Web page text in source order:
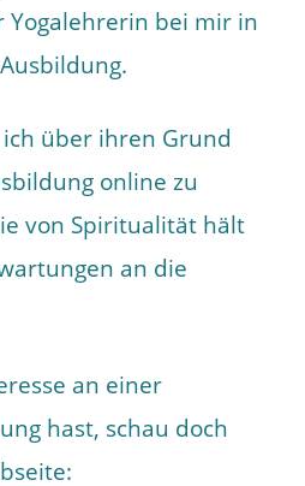
Yogalehrerin bei mir in
über ihren Grund
online zu
von Spiritualität hält
an die
an einer
hast, schau doch